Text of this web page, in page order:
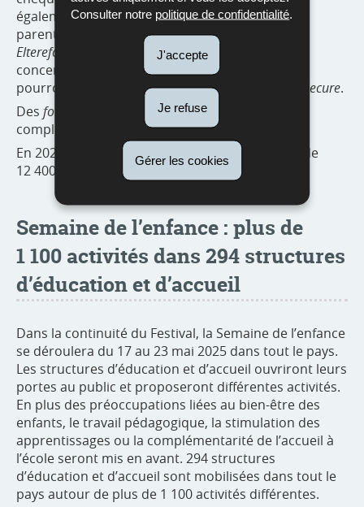
Consulter notre politique de confidentialité.
J'accepte
Je refuse
Gérer les cookies
également discuter de questions autour de la
parentalité avec les représentants du service
Eltereforum
. Les questions plus spécifiques
concernant les écrans et le contrôle parental
pourront être abordées avec un expert de
Bee Secure.
Des food trucks
pour petites et grandes faims
complèteront l’offre sur le site.
En 2024, le Festival de l’enfance a accueilli près de
12 400 visiteurs sur deux jours.
Semaine de l’enfance : plus de
1 100 activités dans 294 structures
d’éducation et d’accueil
Dans la continuité du Festival, la Semaine de l’enfance
se déroulera du 17 au 23 mai 2025 dans tout le pays.
Les structures d’éducation et d’accueil ouvriront leurs
portes au public et proposeront différentes activités.
En plus des préoccupations liées au bien-être des
enfants, le travail pédagogique, la stimulation des
apprentissages ou la complémentarité de l’accueil à
l’école seront mis en avant. 294 structures
d’éducation et d’accueil sont mobilisées dans tout le
pays autour de plus de 1 100 activités différentes.